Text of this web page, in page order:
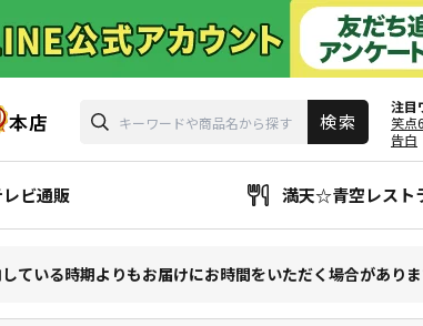
注目
笑点
告白
レビ通販 満天☆青空レスト
ている時期よりもお届けにお時間をいただく場合があり